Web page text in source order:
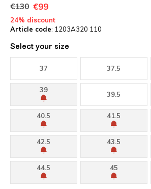
€130 €99
24% discount
Article code: 1203A320 110
Select your size
37 37.5
39
39.5
40.5 41.5
42.5 43.5
44.5 45